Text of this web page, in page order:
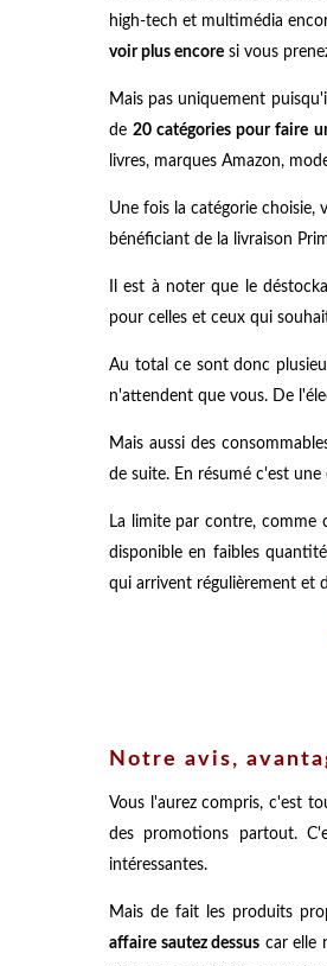
high-tech et multimédia
voir plus encore si vous
Mais pas uniquement
de20 catégories pour faire
livres, marques Amazon,
Une fois la catégorie choisie,
bénéficiant de la livraison
Il est à noter que le
pour celles et ceux qui
Au total ce sont donc
n'attendent que vous. De
Mais aussi des
de suite. En résumé c'est
La limite par contre, comme
disponible en faibles
qui arrivent régulièrement et
Notre avis,
Vous l'aurez compris, c'est
des promotions partout.
intéressantes.
Mais de fait les produits
affaire sautez dessus car elle